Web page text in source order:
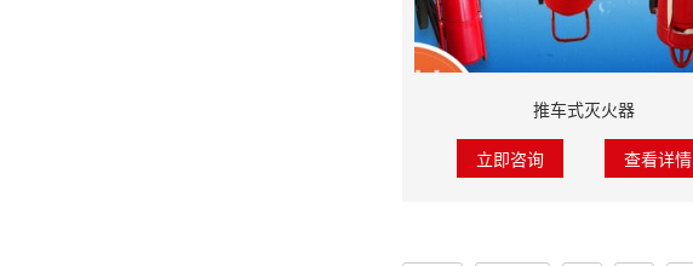
推车式灭火器
立即咨询 查看详情